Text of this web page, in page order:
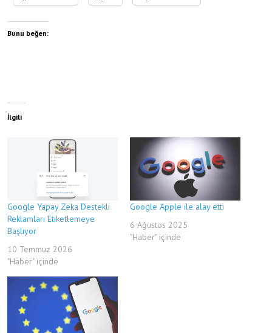
Bunu beğen:
İlgili
Google Yapay Zeka Destekli
Reklamları Etiketlemeye
Başlıyor
10 Temmuz 2026
"Haber" içinde
Google Apple ile alay etti
6 Ağustos 2025
"Haber" içinde